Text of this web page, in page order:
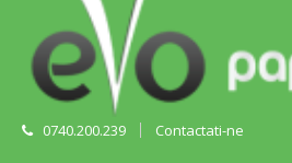
0740.200.239 Contactati-ne